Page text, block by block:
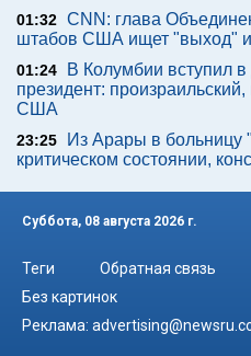
01:32 CNN: глава
штабов США ищет "выход"
01:24
В Колумбии вступил
президент:
США
23:25
Из Арары в больницу
критическом состоянии,
Суббота, 08 августа 2026 г.
Теги Обратная связь
Без картинок
Реклама: